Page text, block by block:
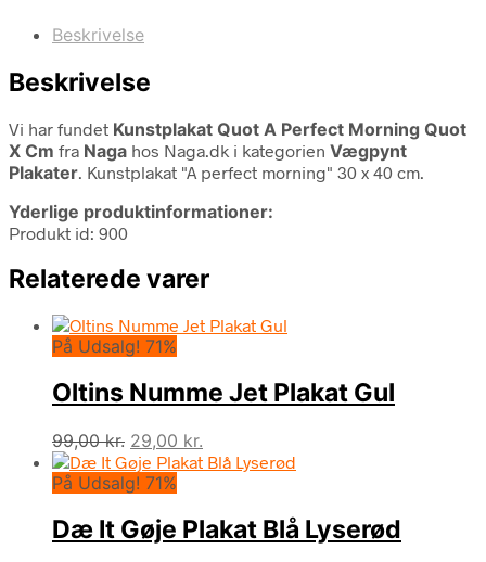
Beskrivelse
Beskrivelse
Vi har fundet Kunstplakat Quot A Perfect Morning Quot
X Cm fra Naga hos Naga.dk i kategorien Vægpynt
Plakater. Kunstplakat "A perfect morning" 30 x 40 cm.
Yderlige produktinformationer:
Produkt id: 900
Relaterede varer
På Udsalg! 71%
Oltins Numme Jet Plakat Gul
99,00kr. Den
oprindelige
pris
99,00 kr..
29,00 kr.
aktuelle
29,00 kr..
På Udsalg! 71%
Dæ It Gøje Plakat Blå Lyserød